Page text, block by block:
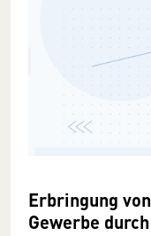
Erbringung
Gewerbe